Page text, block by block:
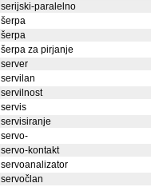
serijski-paralelno
šerpa
šerpa
šerpa za pirjanje
server
servilan
servilnost
servis
servisiranje
servo-
servo-kontakt
servoanalizator
servočlan